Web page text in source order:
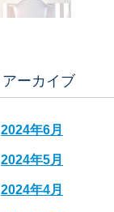
アーカイブ
2024年6月
2024年5月
2024年4月